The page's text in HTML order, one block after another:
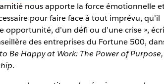
nous apporte la force émotionnelle
pour faire face à tout imprévu, qu’il
opportunité, d’un défi ou d’une crise »,
des entreprises du Fortune 500,
Be Happy at Work: The Power of Purpose,
.